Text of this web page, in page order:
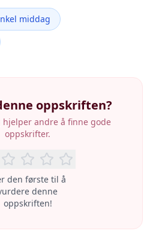
middag
oppskriften?
andre å finne gode
oppskrifter.
den første til å
denne
oppskriften!